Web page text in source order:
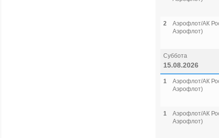
2
Аэрофлот/АК
Аэрофлот)
Суббота
15.08.2026
1
Аэрофлот/АК
Аэрофлот)
1
Аэрофлот/АК
Аэрофлот)